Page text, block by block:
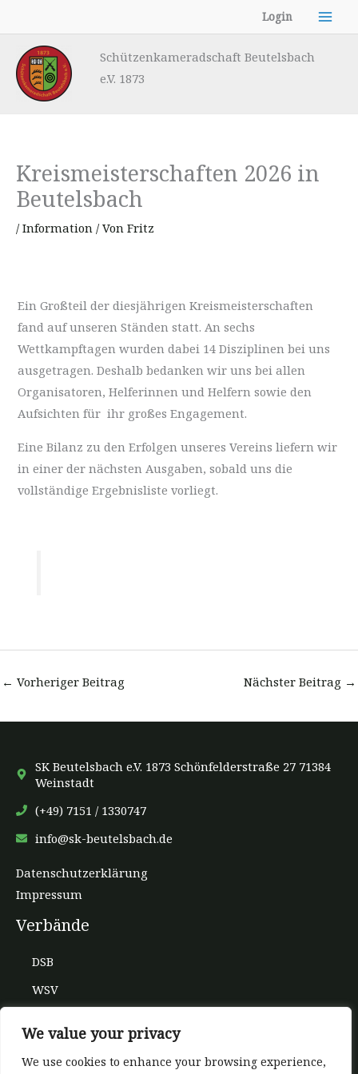
We value your privacy
We use cookies to enhance your browsing experience,
Inhalt
springen
Login
Schützenkameradschaft Beutelsbach
e.V. 1873
Kreismeisterschaften 2026 in
Beutelsbach
/ Information / Von Fritz
Ein Großteil der diesjährigen Kreismeisterschaften
fand auf unseren Ständen statt. An sechs
Wettkampftagen wurden dabei 14 Disziplinen bei uns
ausgetragen. Deshalb bedanken wir uns bei allen
Organisatoren, Helferinnen und Helfern sowie den
Aufsichten für ihr großes Engagement.
Eine Bilanz zu den Erfolgen unseres Vereins liefern wir
in einer der nächsten Ausgaben, sobald uns die
vollständige Ergebnisliste vorliegt.
← Vorheriger Beitrag Nächster Beitrag →
SK Beutelsbach e.V. 1873 Schönfelderstraße 27 71384
Weinstadt
(+49) 7151 / 1330747
info@sk-beutelsbach.de
Datenschutzerklärung
Impressum
Verbände
DSB
WSV